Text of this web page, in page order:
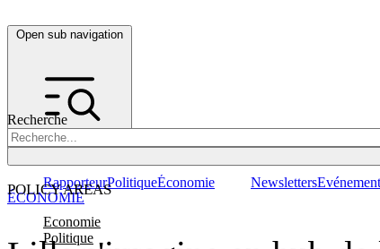
Open sub navigation
Recherche
POLICY AREAS
Economie
Politique
RapporteurPolitiqueÉconomie Newsletters
ÉCONOMIE